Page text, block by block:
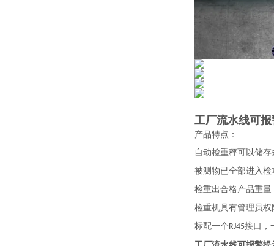
工厂流水线可
产品特点：
自动检重秤可以储
被测物已全部进入
检重出合格产品重
检重机具有管理员权
标配一个RJ45接口，